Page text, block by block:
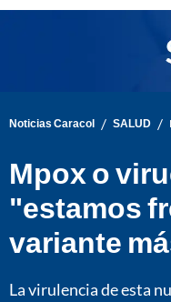
Noticias Caracol / SALUD /
Mpox o
"estamos
variante
La virulencia de esta